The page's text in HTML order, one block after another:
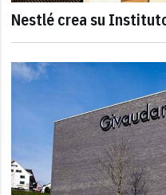
Nestlé crea su